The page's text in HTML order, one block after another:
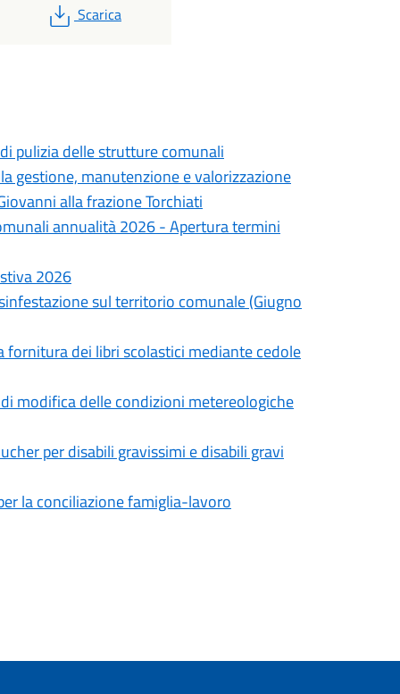
PDF
Scarica
pulizia delle strutture comunali
gestione, manutenzione e valorizzazione
alla frazione Torchiati
annualità 2026 - Apertura termini
2026
sul territorio comunale (Giugno
dei libri scolastici mediante cedole
modifica delle condizioni metereologiche
per disabili gravissimi e disabili gravi
la conciliazione famiglia-lavoro